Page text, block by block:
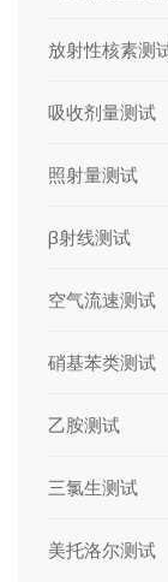
放射性核素测
吸收剂量测试
照射量测试
β射线测试
空气流速测试
硝基苯类测试
乙胺测试
三氯生测试
美托洛尔测试